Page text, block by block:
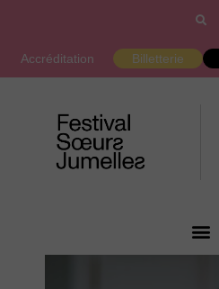
Accréditation Billetterie